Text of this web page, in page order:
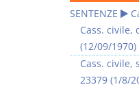
SENTENZE
Cass. civile,
(12/09/1970)
Cass. civile,
23379 (1/8/